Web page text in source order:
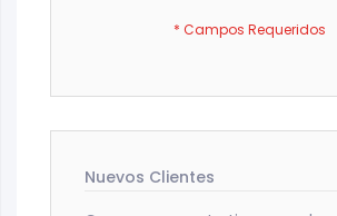
Nuevos Clientes